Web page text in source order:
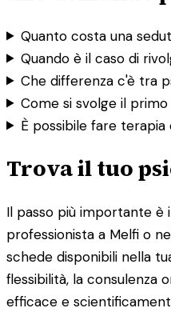
Quanto costa una
Quando è il caso di
Che differenza c'è tra
Come si svolge il
È possibile fare terapia
Trova il tuo
Il passo più importante è
professionista a Melfi o
schede disponibili nella
flessibilità, la consulenza
efficace e